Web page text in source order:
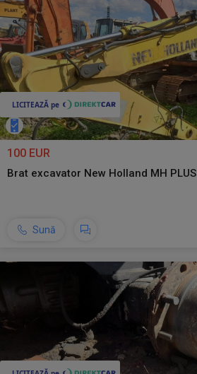
100 EUR
Brat excavator New Holland MH PLUS
Sună